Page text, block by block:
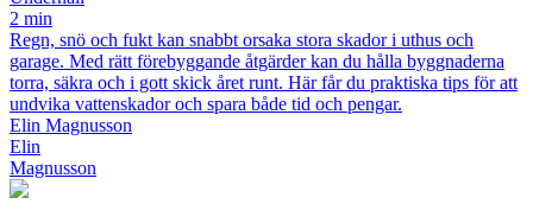
2 min
Regn, snö och fukt kan snabbt orsaka stora skador i uthus och
garage. Med rätt förebyggande åtgärder kan du hålla byggnaderna
torra, säkra och i gott skick året runt. Här får du praktiska tips för att
undvika vattenskador och spara både tid och pengar.
Elin Magnusson
Elin
Magnusson